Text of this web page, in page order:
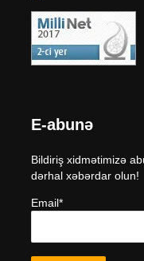
E-abunə
Bildiriş xidmətimizə
dərhal xəbərdar olun!
Email*